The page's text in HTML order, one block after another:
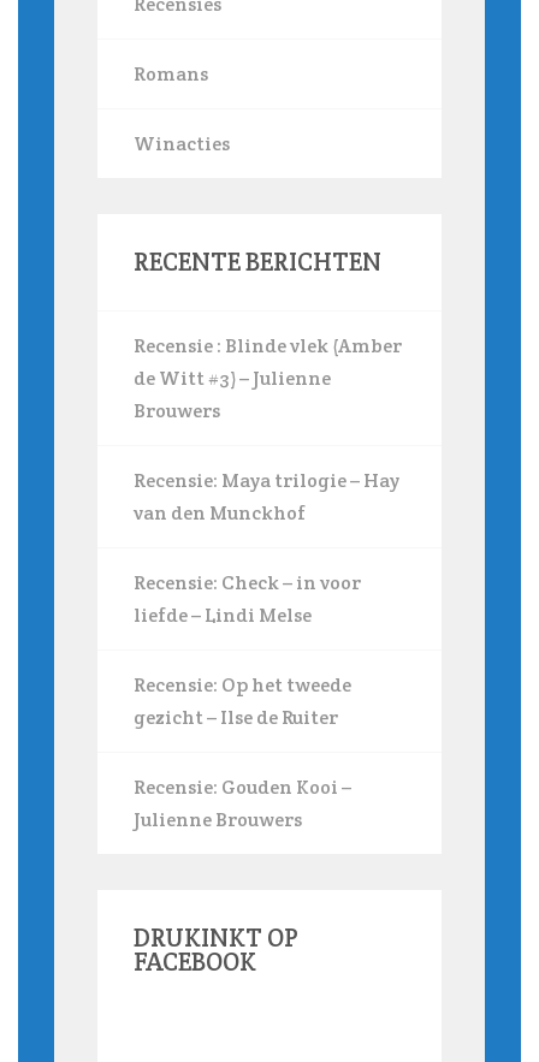
Romans
Winacties
RECENTE BERICHTEN
Recensie : Blinde vlek (Amber
de Witt #3) – Julienne
Brouwers
Recensie: Maya trilogie – Hay
van den Munckhof
Recensie: Check – in voor
liefde – Lindi Melse
Recensie: Op het tweede
gezicht – Ilse de Ruiter
Recensie: Gouden Kooi –
Julienne Brouwers
DRUKINKT OP
FACEBOOK